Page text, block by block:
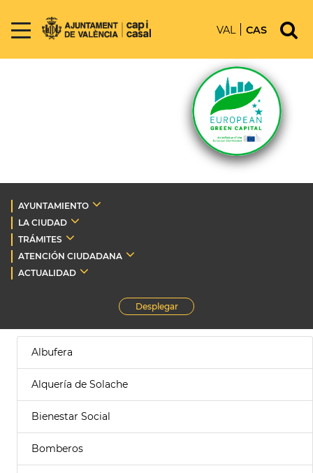
VAL CAS
AYUNTAMIENTO
LA CIUDAD
TRÁMITES
ATENCIÓN CIUDADANA
ACTUALIDAD
Desplegar
Albufera
Alquería de Solache
Bienestar Social
Bomberos